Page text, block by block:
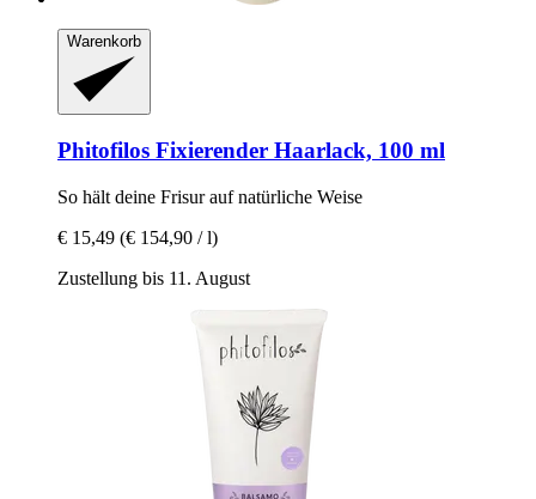
Warenkorb
Phitofilos Fixierender Haarlack, 100 ml
So hält deine Frisur auf natürliche Weise
€ 15,49 (€ 154,90 / l)
Zustellung bis 11. August